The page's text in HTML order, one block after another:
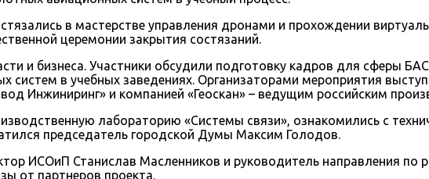
в мастерстве управления дронами и прохождении
церемонии закрытия состязаний.
и бизнеса. Участники обсудили подготовку кадров для сферы
систем в учебных заведениях. Организаторами мероприятия
Инжиниринг» и компанией «Геоскан» – ведущим российским
лабораторию «Системы связи», ознакомились с
председатель городской Думы Максим Голодов.
ИСОиП Станислав Масленников и руководитель направления по
от партнеров проекта.